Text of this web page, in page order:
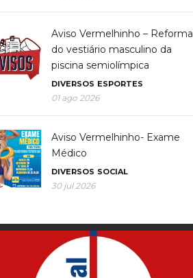
Aviso Vermelhinho – Reforma
do vestiário masculino da
piscina semiolímpica
DIVERSOS ESPORTES
01 ago 2026
Aviso Vermelhinho- Exame
Médico
DIVERSOS SOCIAL
30 jul 2026